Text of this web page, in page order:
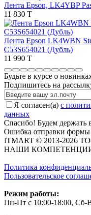
Лента Epson, LK4YBP
11 830 T
Лента Epson LK4WBN
C53S654021 (Дубль)
11 990 T
Будьте в курсе о
Подпишитесь на
Я согласен(a) с
данных
Спасибо! Будем держать
Ошибка отправки формы
ITMART © 2013-2026
НАШИ
Политика
Пользовательское
Режим работы:
Пн-Пт с 10:00-18:00, Сб-